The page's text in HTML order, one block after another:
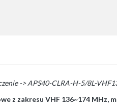
-> APS40-CLRA-H-5/8L-
z zakresu VHF 136~174 MHz,